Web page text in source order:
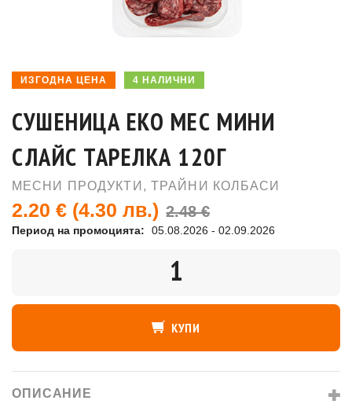
ИЗГОДНА ЦЕНА 4 НАЛИЧНИ
СУШЕНИЦА ЕКО МЕС МИНИ
СЛАЙС ТАРЕЛКА 120Г
МЕСНИ ПРОДУКТИ , ТРАЙНИ КОЛБАСИ
2.48 €
2.20 € (4.30 лв.)
Период на промоцията: 05.08.2026 - 02.09.2026
КУПИ
ОПИСАНИЕ